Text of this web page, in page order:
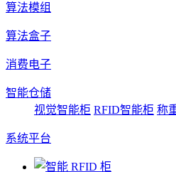
算法模组
算法盒子
消费电子
智能仓储
视觉智能柜 RFID智能柜 称
系统平台